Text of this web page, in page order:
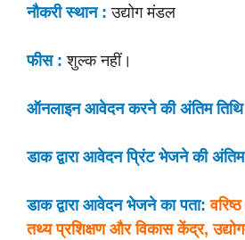
नौकरी स्थान : उद्योग मंडल
फीस : शुल्क नहीं।
ऑनलाइन आवेदन करने की अंतिम
डाक द्वारा आवेदन प्रिंट भेजने की
डाक द्वारा आवेदन भेजने का पता:
तथ्य प्रशिक्षण और विकास केंद्र,